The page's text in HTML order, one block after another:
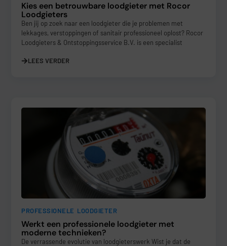
Kies een betrouwbare loodgieter met Rocor
Loodgieters
Ben jij op zoek naar een loodgieter die je problemen met
lekkages, verstoppingen of sanitair professioneel oplost? Rocor
Loodgieters & Ontstoppingsservice B.V. is een specialist
LEES VERDER
PROFESSIONELE LOODGIETER
Werkt een professionele loodgieter met
moderne technieken?
De verrassende evolutie van loodgieterswerk Wist je dat de